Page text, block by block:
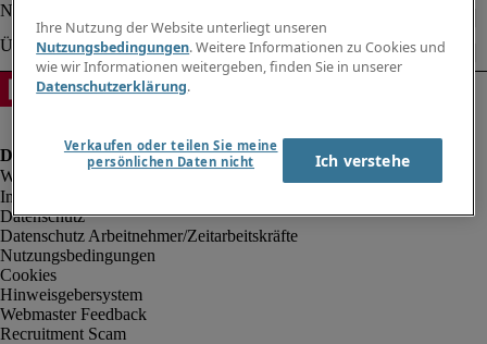
Impressum
Datenschutz
Datenschutz Arbeitnehmer/Zeitarbeitskräfte
Nutzungsbedingungen
Cookies
Hinweisgebersystem
Webmaster Feedback
Recruitment Scam
Ihre Nutzung der Website unterliegt unseren
Nutzungsbedingungen. Weitere Informationen zu Cookies und
wie wir Informationen weitergeben, finden Sie in unserer
Datenschutzerklärung.
Verkaufen oder teilen Sie meine
persönlichen Daten nicht
Ich verstehe